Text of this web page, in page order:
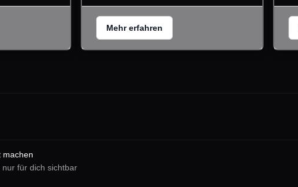
Mehr erfahren
machen
für dich sichtbar